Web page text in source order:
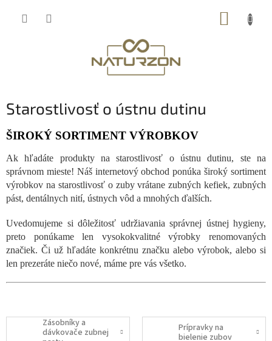
Starostlivosť o ústnu dutinu
ŠIROKÝ SORTIMENT VÝROBKOV
Ak hľadáte produkty na starostlivosť o ústnu dutinu, ste na
správnom mieste! Náš internetový obchod ponúka široký sortiment
výrobkov na starostlivosť o zuby vrátane zubných kefiek, zubných
pást, dentálnych nití, ústnych vôd a mnohých ďalších.
Uvedomujeme si dôležitosť udržiavania správnej ústnej hygieny,
preto ponúkame len vysokokvalitné výrobky renomovaných
značiek. Či už hľadáte konkrétnu značku alebo výrobok, alebo si
len prezeráte niečo nové, máme pre vás všetko.
Zásobníky a
dávkovače zubnej
Prípravky na
bielenie zubov